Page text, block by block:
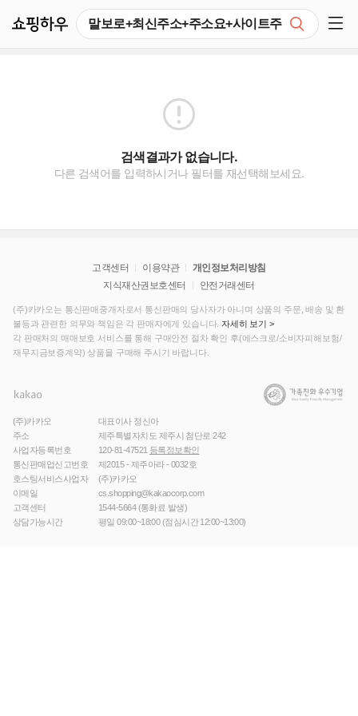
검색결과가 없습니다.
다른 검색어를 입력하시거나 필터를 재선택해보세요.
고객센터 이용약관
개인정보처리방침
지식재산권보호센터
안전거래센터
(주)카카오는 통신판매중개자로서 통신판매의 당사자가 아니며 상품의 주문, 배송 및 환
불등과 관련한 의무와 책임은 각 판매자에게 있습니다. 자세히 보기 >
각 판매처의 매매보호 서비스를 통해 구매안전 절차 확인 후(에스크로/소비자피해보험/
재무지금보증계약) 상품을 구매해 주시기 바랍니다.
(주)카카오
대표이사 정신아
주소
제주특별자치도 제주시 첨단로 242
사업자등록번호
120-81-47521 등록정보확인
통신판매업신고번호
제2015 - 제주아라 - 0032호
호스팅서비스사업자
(주)카카오
이메일
cs.shopping@kakaocorp.com
고객센터
1544-5664(통화료 발생)
상담가능시간
평일 09:00~18:00 (점심시간 12:00~13:00)